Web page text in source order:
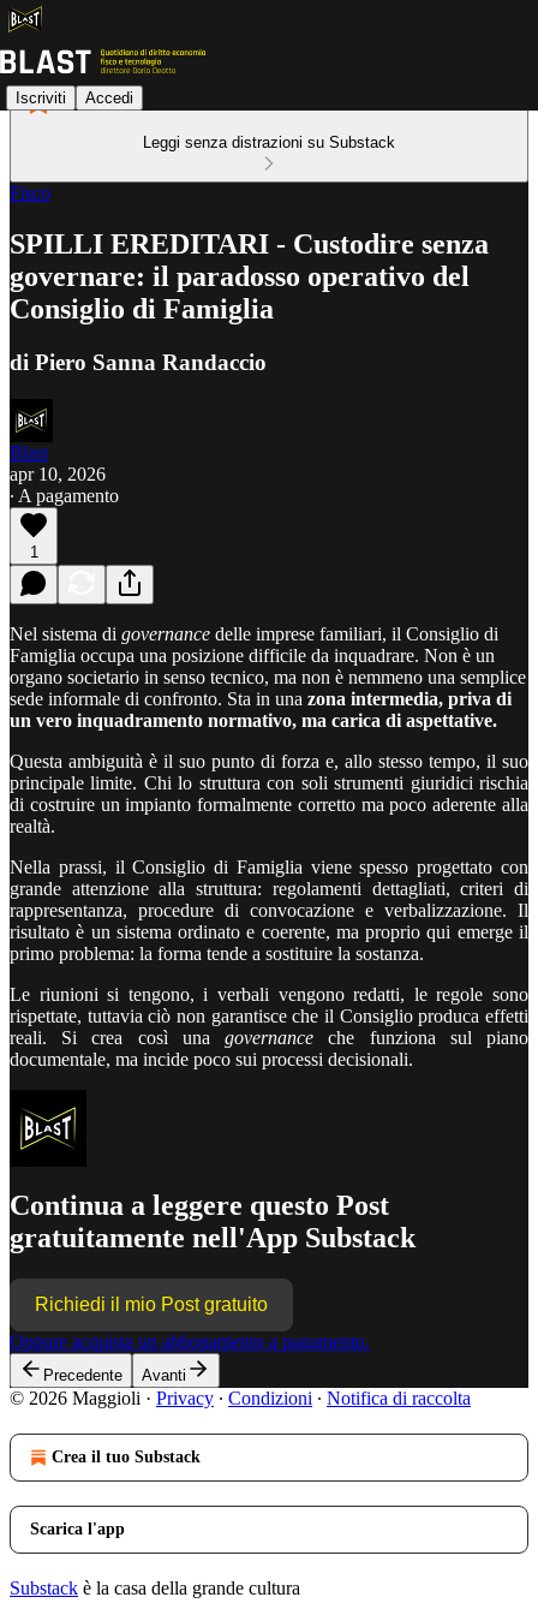
Iscriviti Accedi
Leggi senza distrazioni su Substack
Fisco
SPILLI EREDITARI - Custodire senza
governare: il paradosso operativo del
Consiglio di Famiglia
di Piero Sanna Randaccio
Blast
apr 10, 2026
∙ A pagamento
1
Nel sistema di governance delle imprese familiari, il Consiglio di
Famiglia occupa una posizione difficile da inquadrare. Non è un
organo societario in senso tecnico, ma non è nemmeno una semplice
sede informale di confronto. Sta in una zona intermedia, priva di
un vero inquadramento normativo, ma carica di aspettative.
Questa ambiguità è il suo punto di forza e, allo stesso tempo, il suo
principale limite. Chi lo struttura con soli strumenti giuridici rischia
di costruire un impianto formalmente corretto ma poco aderente alla
realtà.
Nella prassi, il Consiglio di Famiglia viene spesso progettato con
grande attenzione alla struttura: regolamenti dettagliati, criteri di
rappresentanza, procedure di convocazione e verbalizzazione. Il
risultato è un sistema ordinato e coerente, ma proprio qui emerge il
primo problema: la forma tende a sostituire la sostanza.
Le riunioni si tengono, i verbali vengono redatti, le regole sono
rispettate, tuttavia ciò non garantisce che il Consiglio produca effetti
reali. Si crea così unagovernance che funziona sul piano
documentale, ma incide poco sui processi decisionali.
Continua a leggere questo Post
gratuitamente nell'App Substack
Richiedi il mio Post gratuito
Oppure acquista un abbonamento a pagamento.
Precedente Avanti
© 2026 Maggioli · Privacy ∙ Condizioni ∙ Notifica di raccolta
Crea il tuo Substack
Scarica l'app
Substack è la casa della grande cultura